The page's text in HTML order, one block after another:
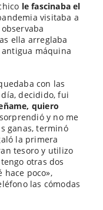
le fascinaba el
visitaba a
ella arreglaba
máquina
con las
decidido, fui
quiero
y no me
ganas, terminó
la primera
tesoro y utilizo
otras dos
poco»,
las cómodas